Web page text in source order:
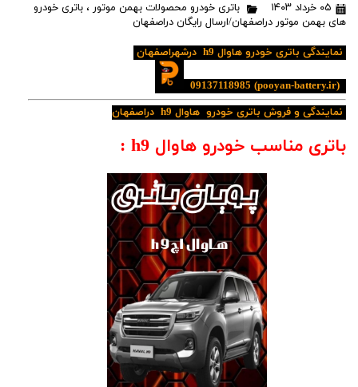
۰۵ خرداد ۱۴۰۳ باتری خودرو محصولات بهمن موتور ، باتری خودرو
های بهمن موتور دراصفهان/ارسال رایگان دراصفهان
نمایندگی باتری خودرو هاوال h9 درشهراصفهان
(pooyan-battery.ir)
09137118985
نمایندگی و فروش باتری خودرو هاوال h9 دراصفهان
باتری مناسب خودرو هاوال h9 :